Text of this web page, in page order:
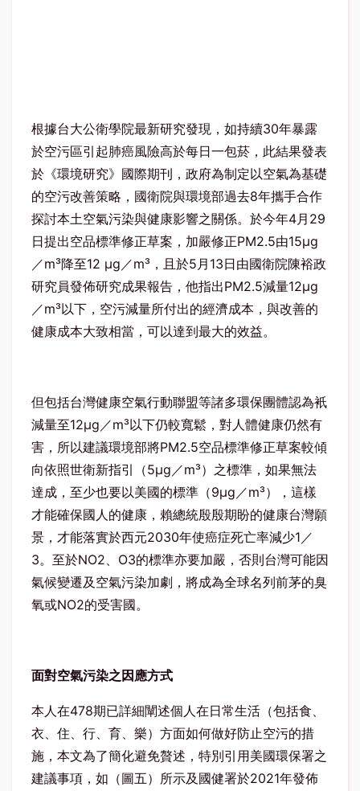
根據台大公衛學院最新研究發現，如持續30年暴露
於空污區引起肺癌風險高於每日一包菸，此結果發表
於《環境研究》國際期刊，政府為制定以空氣為基礎
的空污改善策略，國衛院與環境部過去8年攜手合作
探討本土空氣污染與健康影響之關係。於今年4月29
日提出空品標準修正草案，加嚴修正PM2.5由15μg
／m³降至12 μg／m³，且於5月13日由國衛院陳裕政
研究員發佈研究成果報告，他指出PM2.5減量12μg
／m³以下，空污減量所付出的經濟成本，與改善的
健康成本大致相當，可以達到最大的效益。
但包括台灣健康空氣行動聯盟等諸多環保團體認為衹
減量至12μg／m³以下仍較寬鬆，對人體健康仍然有
害，所以建議環境部將PM2.5空品標準修正草案較傾
向依照世衛新指引（5μg／m³）之標準，如果無法
達成，至少也要以美國的標準（9μg／m³），這樣
才能確保國人的健康，賴總統殷殷期盼的健康台灣願
景，才能落實於西元2030年使癌症死亡率減少1／
3。至於NO2、O3的標準亦要加嚴，否則台灣可能因
氣候變遷及空氣污染加劇，將成為全球名列前茅的臭
氧或NO2的受害國。
面對空氣污染之因應方式
本人在478期已詳細闡述個人在日常生活（包括食、
衣、住、行、育、樂）方面如何做好防止空污的措
施，本文為了簡化避免贅述，特別引用美國環保署之
建議事項，如（圖五）所示及國健署於2021年發佈